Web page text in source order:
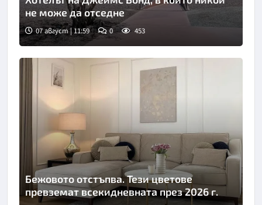
не може да отседне
07 август | 11:59 0 453
Бежовото отстъпва. Тези цветове
превземат всекидневната през 2026 г.